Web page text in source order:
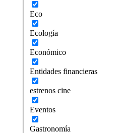
Eco
Ecología
Económico
Entidades financieras
estrenos cine
Eventos
Gastronomía